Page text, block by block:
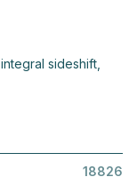
sideshift,
18826